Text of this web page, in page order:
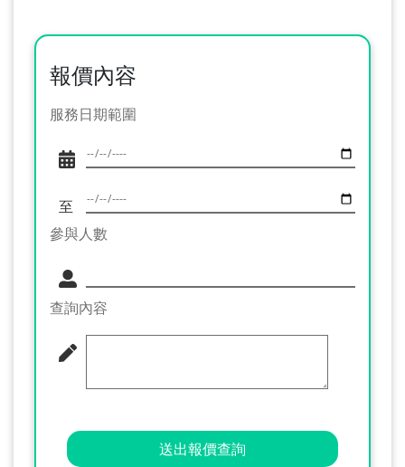
報價內容
服務日期範圍
至
參與人數
查詢內容
送出報價查詢